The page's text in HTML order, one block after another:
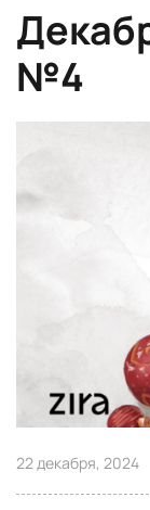
№4
22 декабря, 2024